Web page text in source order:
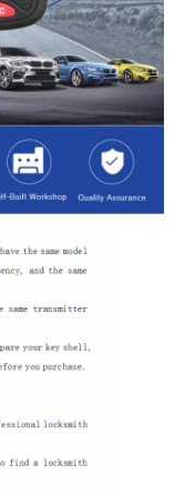
منزل
المنتجات
جولة في المعمل